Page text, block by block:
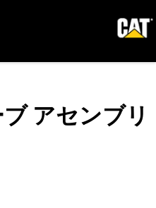
アセンブリ